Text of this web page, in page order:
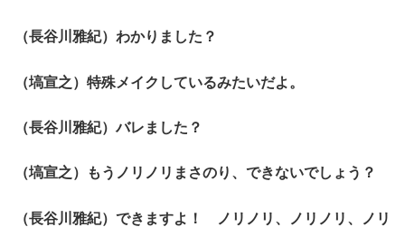
（長谷川雅紀）わかりました？
（塙宣之）特殊メイクしているみたいだよ。
（長谷川雅紀）バレました？
（塙宣之）もうノリノリまさのり、できないでしょう？
（長谷川雅紀）できますよ！ ノリノリ、ノリノリ、ノリ